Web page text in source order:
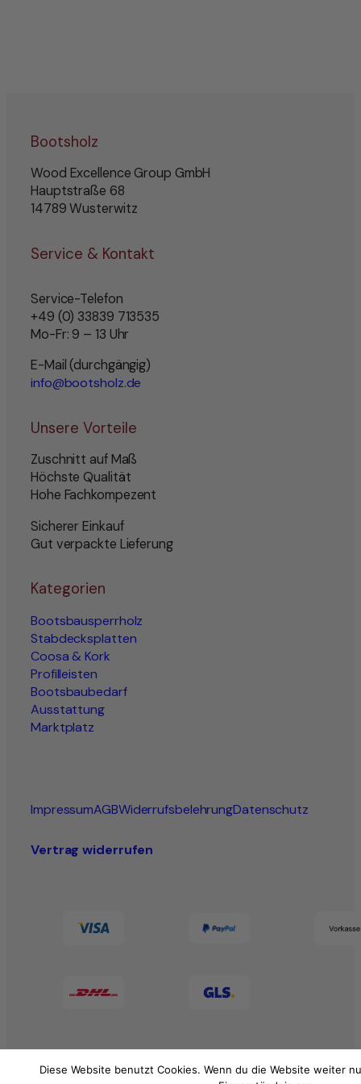
Bootsholz
Wood Excellence Group GmbH
Hauptstraße 68
14789 Wusterwitz
Service & Kontakt
Service-Telefon
+49 (0) 33839 713535
Mo-Fr: 9 – 13 Uhr
E-Mail (durchgängig)
info@bootsholz.de
Unsere Vorteile
Zuschnitt auf Maß
Höchste Qualität
Hohe Fachkompezent
Sicherer Einkauf
Gut verpackte Lieferung
Kategorien
Bootsbausperrholz
Stabdecksplatten
Coosa & Kork
Profilleisten
Bootsbaubedarf
Ausstattung
Marktplatz
ImpressumAGBWiderrufsbelehrungDatenschutz
Vertrag widerrufen
Diese Website benutzt Cookies. Wenn du die Website weiter